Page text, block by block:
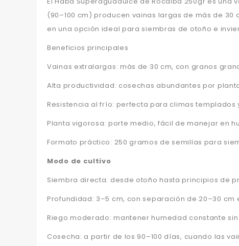
(90–100 cm) producen vainas largas de más de
en una opción ideal para siembras de otoño e
Beneficios principales
Vainas extralargas: más de 30 cm, con granos
Alta productividad: cosechas abundantes por
Resistencia al frío: perfecta para climas templados
Planta vigorosa: porte medio, fácil de manejar en
Formato práctico: 250 gramos de semillas para
Modo de cultivo
Siembra directa: desde otoño hasta principios de
Profundidad: 3–5 cm, con separación de 20–30 cm
Riego moderado: mantener humedad constante
Cosecha: a partir de los 90–100 días, cuando las